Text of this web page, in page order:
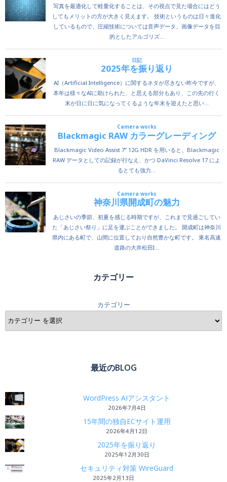
カテゴリー
カテゴリー
最近のBLOG
WordPress AIアシスタント
2026年7月4日
15年間の独自ECサイト運用
2026年4月12日
2025年を振り返り
2025年12月30日
セキュリティ対策 WireGuard
2025年2月13日